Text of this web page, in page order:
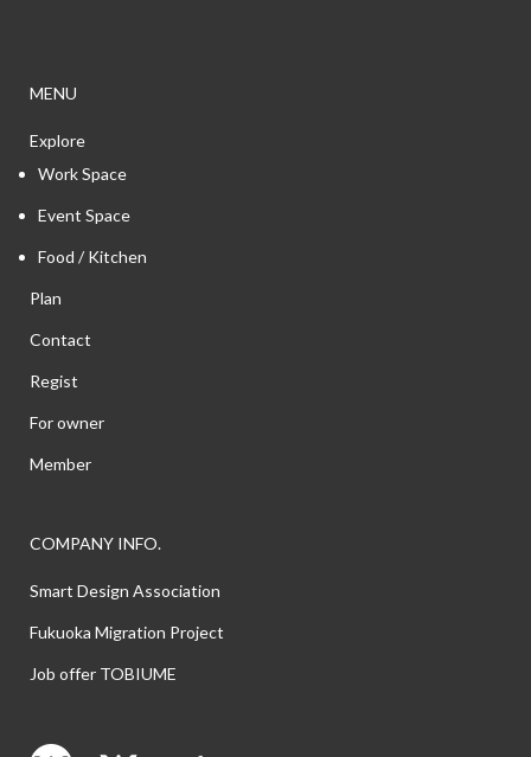
MENU
Explore
Work Space
Event Space
Food / Kitchen
Plan
Contact
Regist
For owner
Member
COMPANY INFO.
Smart Design Association
Fukuoka Migration Project
Job offer TOBIUME